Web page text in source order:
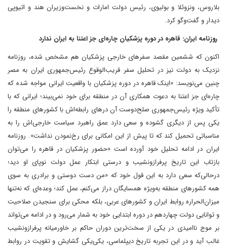
بلاروس، ونزوئلا و بولیوی، رئیس دولت امارات و نخست‌وزیران هند و اتیوپی
دیدار و گفت‌وگو کرد.
روزنامه ایران: قاهره در دوره پزشکیان چاره‌ای جز اعتنا به ایران ندارد
اکنون که ششمین مقصد سفرهای خارجی پزشکیان هم مشخص شده، روزنامه
نزدیک به دولت نیز در تحلیل سفر قریب‌الوقوع رئیس‌جمهوری ایران به مصر
چنین می‌نویسد: «اینک قاهره در دوره پزشکیان با واقعیت ایرانی مواجه شده که
چاره‌ای جز اعتنا به دعوت همکاری آن در منطقه برای خود نمی‌بیند؛ ایرانی که با
تأکید ویژه رئیس‌جمهوری صلح‌دوست آن درهای رابطه‌اش با کشورهای منطقه را
یکی پس از دیگری گشوده و سعی دارد عمق راهبرد سیاست خارجی‌اش را به
مناسباتی تحمیل کند که تا پیش از این امکانی برای رخ‌نمودن نداشت». روزنامه
ایران در ادامه تحلیل خود آورده است «حضور پزشکیان در قاهره را می‌توان
بازتاب این تاریخ پرفراز‌ونشیب و درستی ابتکار عمل دولت نوپای او دید؛
درحالی‌که سعی دارد به این قول خود که «من دست دوستی و برادری به سوی
همه کشورهای منطقه به‌ویژه همسایگان دراز می‌کنم، عمل کند؛ وعده‌ای که نه‌تنها
میزان‌الحراره روابط ایران و کشورهای عربی، بلکه محکی برای سنجیدن صلاحیت
و توانایی دولت چهاردهم در دوره ابتدایی خود به شمار می‌رود و در ادامه می‌تواند
بر موج ناامیدی در یکی از سخت‌ترین دوران حاکم بر خاورمیانه پرفراز‌و‌نشیب
غالب آید و در این تجربه تاریخ دیپلماسی، یکی‌یکی گشایش و تقویت در روابط